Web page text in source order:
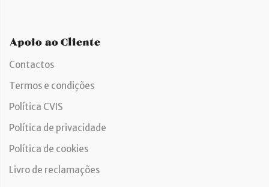
Apoio ao Cliente
Contactos
Termos e condições
Política CVIS
Política de privacidade
Política de cookies
Livro de reclamações